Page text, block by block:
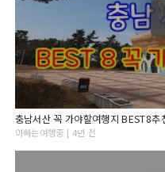
아빠는여행중 | 4년 전